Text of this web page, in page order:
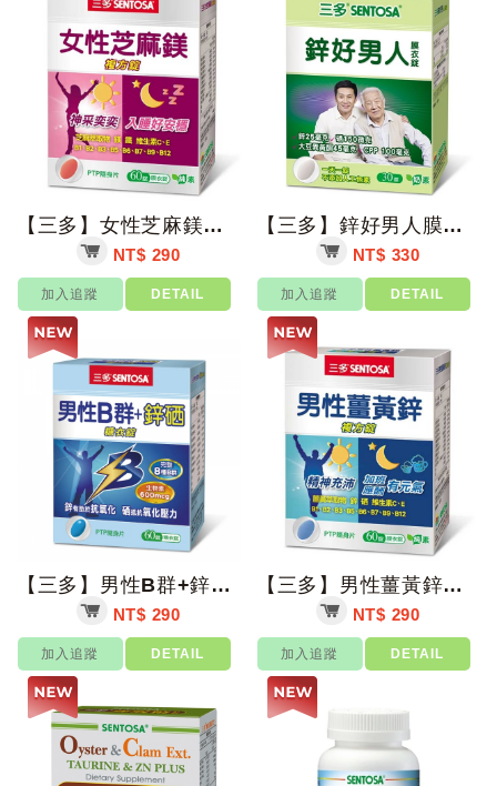
【三多】女性芝麻鎂複方錠 60錠/盒【上好藥局銀髮照護】
NT$ 290
加入追蹤 DETAIL
【三多】鋅好男人膜衣錠 30錠/盒【上好藥局銀髮照護】
NT$ 330
加入追蹤 DETAIL
【三多】男性B群+鋅硒糖衣錠 60錠/盒【上好藥局銀髮照護】
NT$ 290
加入追蹤 DETAIL
【三多】男性薑黃鋅複方錠 60錠/盒【上好藥局銀髮照護】
NT$ 290
加入追蹤 DETAIL